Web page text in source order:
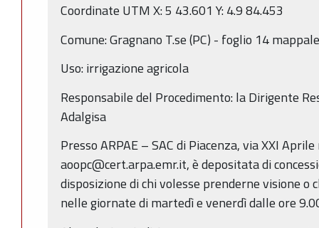
Coordinate UTM X: 5 43.601 Y: 4.9 84.453
Comune: Gragnano T.se (PC) - foglio 14
Uso: irrigazione agricola
Responsabile del Procedimento: la Dirigente
Adalgisa
Presso ARPAE – SAC di Piacenza, via XXI
aoopc@cert.arpa.emr.it, è depositata di
disposizione di chi volesse prenderne visione
nelle giornate di martedì e venerdì dalle ore